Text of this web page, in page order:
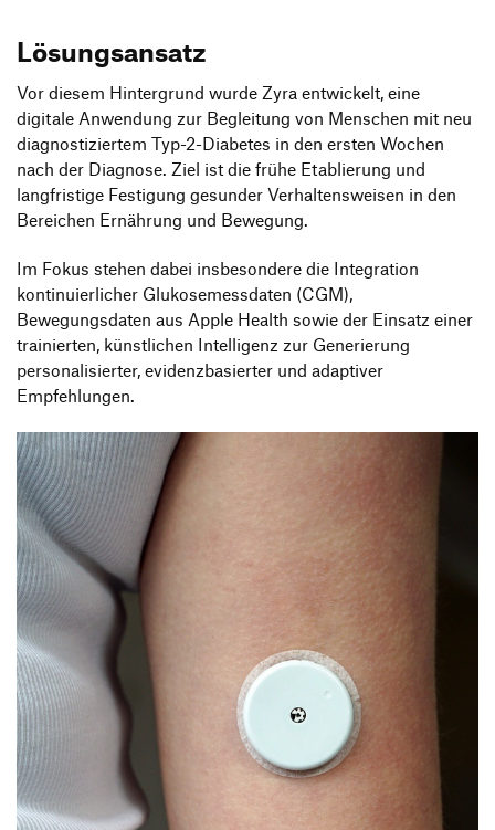
Lösungsansatz
Vor diesem Hintergrund wurde Zyra entwickelt, eine
digitale Anwendung zur Begleitung von Menschen mit neu
diagnostiziertem Typ-2-Diabetes in den ersten Wochen
nach der Diagnose. Ziel ist die frühe Etablierung und
langfristige Festigung gesunder Verhaltensweisen in den
Bereichen Ernährung und Bewegung.
Im Fokus stehen dabei insbesondere die Integration
kontinuierlicher Glukosemessdaten (CGM),
Bewegungsdaten aus Apple Health sowie der Einsatz einer
trainierten, künstlichen Intelligenz zur Generierung
personalisierter, evidenzbasierter und adaptiver
Empfehlungen.